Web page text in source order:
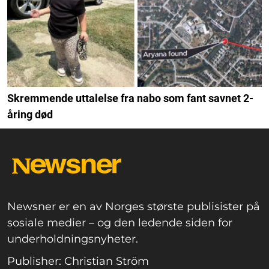
Skremmende uttalelse fra nabo som fant savnet 2-
åring død
Newsner er en av Norges største publisister på
sosiale medier – og den ledende siden for
underholdningsnyheter.
Publisher: Christian Ström